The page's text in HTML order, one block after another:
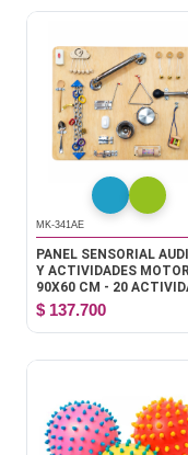
MK-341AE
PANEL SENSORIAL
Y ACTIVIDADES
90X60 CM - 20
$ 137.700